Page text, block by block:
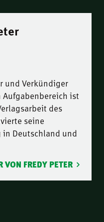
und Verkündiger
ist
des
seine
Deutschland und
VON FREDY PETER